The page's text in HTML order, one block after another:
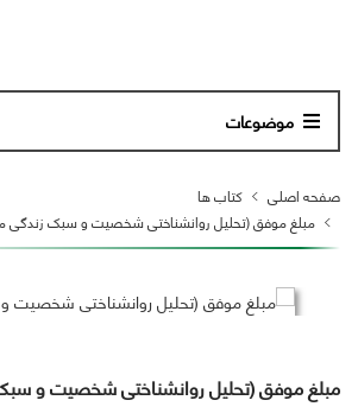
موضوعات
صفحه اصلی
کتاب ها
مبلغ موفق (تحلیل روانشناختی شخصیت و سبک زندگی
مبلغ موفق (تحلیل روانشناختی شخصیت و